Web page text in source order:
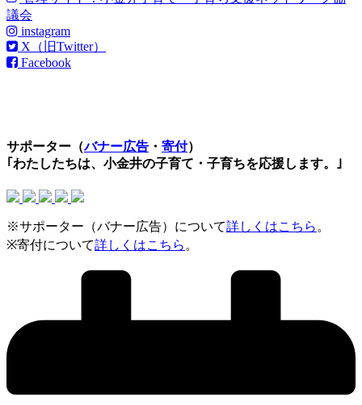
議会
instagram
X（旧Twitter）
Facebook
サポーター（バナー広告 ・ 寄付）
｢わたしたちは、小金井の子育て・子育ちを応援します。｣
※サポーター（バナー広告）について詳しくはこちら 。
※寄付について詳しくはこちら 。